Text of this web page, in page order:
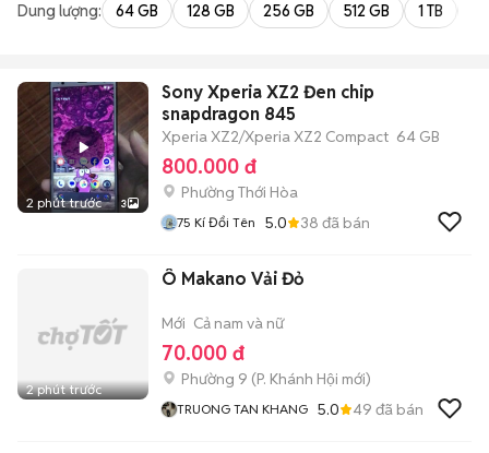
Dung lượng: 64 GB 128 GB 256 GB 512 GB 1 TB
2 phút trước 3
Sony Xperia XZ2 Đen chip
snapdragon 845
Xperia XZ2/Xperia XZ2 Compact 64 GB
800.000 đ
Phường Thới Hòa
75 Kí Đổi Tên 5.0 38 đã bán
2 phút trước
Ô Makano Vải Đỏ
Mới Cả nam và nữ
70.000 đ
Phường 9 (P. Khánh Hội mới)
TRUONG TAN KHANG 5.0 49 đã bán